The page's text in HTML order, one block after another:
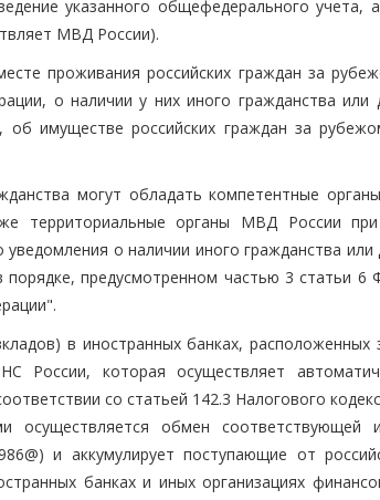
указанного общефедерального учета,
МВД России).
проживания российских граждан за
о наличии у них иного гражданства или
об имуществе российских граждан за
могут обладать компетентные
территориальные органы МВД России
о наличии иного гражданства или
предусмотренном частью 3 статьи 6
в иностранных банках, расположенных
России, которая осуществляет
со статьей 142.3 Налогового
осуществляется обмен соответствующей
и аккумулирует поступающие от
банках и иных организациях